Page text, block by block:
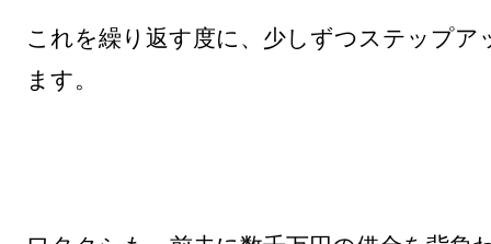
これを繰り返す度に、少しずつステップア
ます。